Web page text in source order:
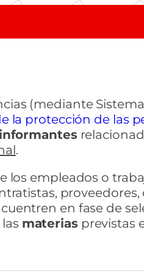
(mediante
la protección de
informantes
.
los empleados o
en fase de
materias previstas